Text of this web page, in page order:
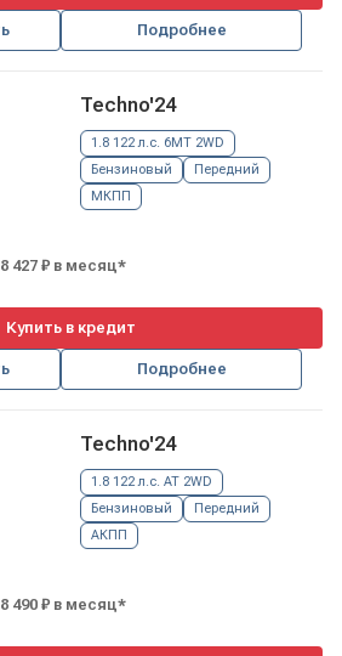
Подробнее
Techno'24
1.8 122 л.с. 6MT 2WD
Бензиновый
Передний
МКПП
427 ₽ в месяц*
Купить в кредит
Подробнее
Techno'24
1.8 122 л.с. AT 2WD
Бензиновый
Передний
АКПП
490 ₽ в месяц*